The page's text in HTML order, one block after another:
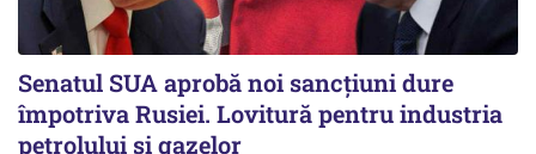
Senatul SUA aprobă noi sancțiuni dure
împotriva Rusiei. Lovitură pentru industria
petrolului și gazelor